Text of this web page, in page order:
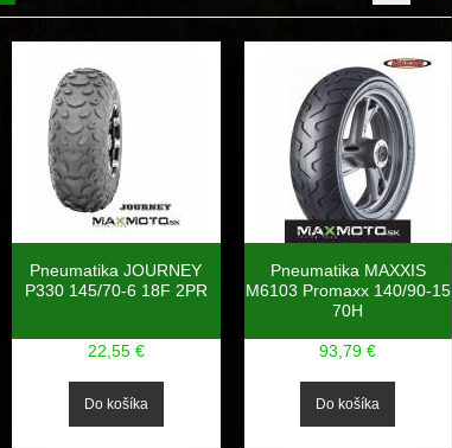
Pneumatika JOURNEY
P330 145/70-6 18F 2PR
22,55 €
Pneumatika MAXXIS
M6103 Promaxx 140/90-15
70H
93,79 €